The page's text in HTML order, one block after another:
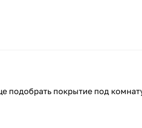
подобрать покрытие под